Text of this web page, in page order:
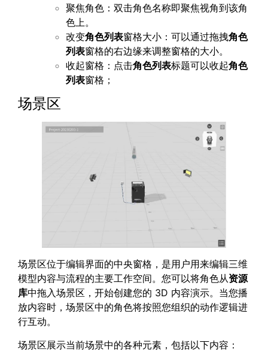
聚焦角色：双击角色名称即聚焦视角到该角
色上。
改变角色列表窗格大小：可以通过拖拽角色
列表窗格的右边缘来调整窗格的大小。
收起窗格：点击角色列表标题可以收起角色
列表窗格；
场景区
场景区位于编辑界面的中央窗格，是用户用来编辑三维
模型内容与流程的主要工作空间。您可以将角色从资源
库中拖入场景区，开始创建您的 3D 内容演示。当您播
放内容时，场景区中的角色将按照您组织的动作逻辑进
行互动。
场景区展示当前场景中的各种元素，包括以下内容：